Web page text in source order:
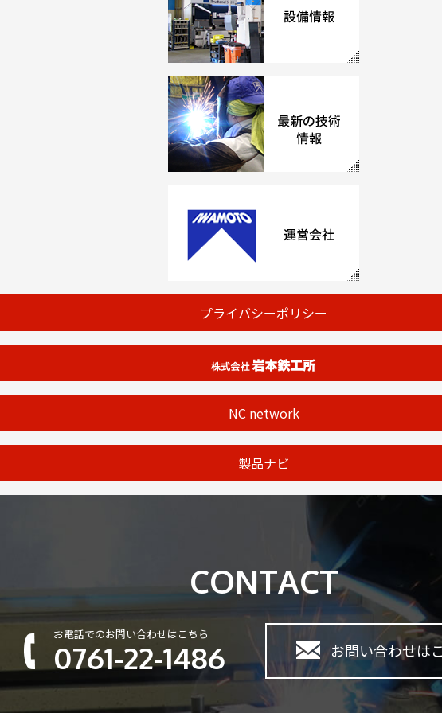
プライバシーポリシー
NC network
製品ナビ
CONTACT
お電話でのお問い合わせはこちら
0761-22-1486 お問い合わせは